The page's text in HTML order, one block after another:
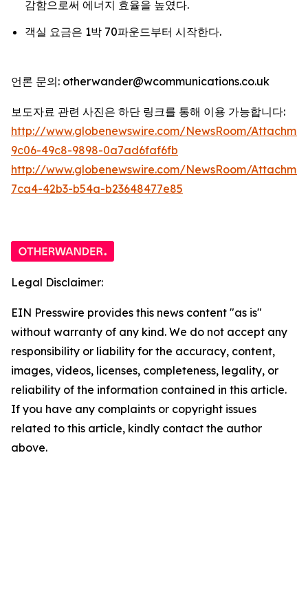
감함으로써 에너지 효율을 높였다.
객실 요금은 1박 70파운드부터 시작한다.
언론 문의: otherwander@wcommunications.co.uk
보도자료 관련 사진은 하단 링크를 통해 이용 가능합니다:
http://www.globenewswire.com/NewsRoom/
9c06-49c8-9898-0a7ad6faf6fb
http://www.globenewswire.com/NewsRoom/
7ca4-42b3-b54a-b23648477e85
Legal Disclaimer:
EIN Presswire provides this news content "as is"
without warranty of any kind. We do not accept any
responsibility or liability for the accuracy, content,
images, videos, licenses, completeness, legality, or
reliability of the information contained in this article.
If you have any complaints or copyright issues
related to this article, kindly contact the author
above.